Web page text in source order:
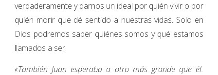
verdaderamente y darnos un ideal por quién vivir o por
quién morir que dé sentido a nuestras vidas. Solo en
Dios podremos saber quiénes somos y qué estamos
llamados a ser.
«También Juan esperaba a otro más grande que él.